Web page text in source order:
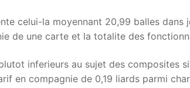
celui-la moyennant 20,99 balles
de une carte et la totalite des
inferieurs au sujet des composites
en compagnie de 0,19 liards parmi